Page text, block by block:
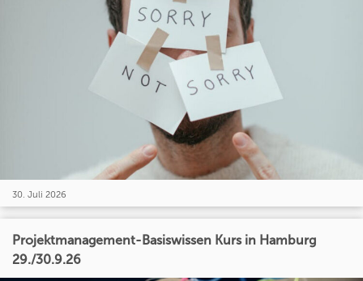
30. Juli 2026
Projektmanagement-Basiswissen Kurs in Hamburg
29./30.9.26